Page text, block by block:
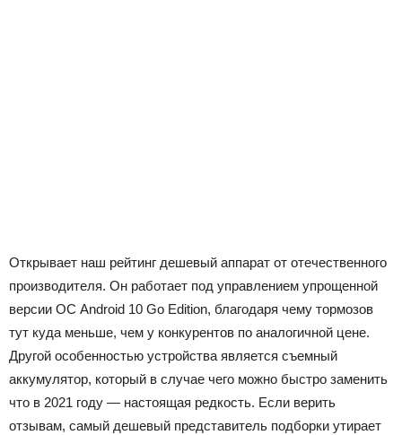
Открывает наш рейтинг дешевый аппарат от отечественного
производителя. Он работает под управлением упрощенной
версии ОС Android 10 Go Edition, благодаря чему тормозов
тут куда меньше, чем у конкурентов по аналогичной цене.
Другой особенностью устройства является съемный
аккумулятор, который в случае чего можно быстро заменить
что в 2021 году — настоящая редкость. Если верить
отзывам, самый дешевый представитель подборки утирает